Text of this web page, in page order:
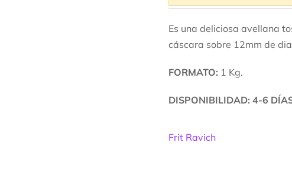
Es una deliciosa avellana
cáscara sobre 12mm de
FORMATO: 1 Kg.
DISPONIBILIDAD: 4-6
Frit Ravich